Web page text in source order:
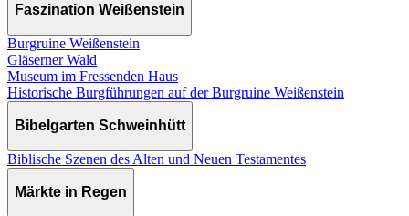
Faszination Weißenstein
Burgruine Weißenstein
Gläserner Wald
Museum im Fressenden Haus
Historische Burgführungen auf der Burgruine Weißenstein
Bibelgarten Schweinhütt
Biblische Szenen des Alten und Neuen Testamentes
Märkte in Regen